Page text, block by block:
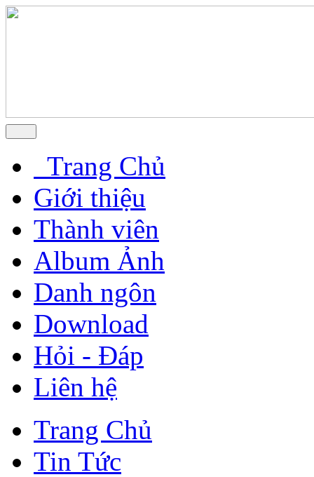
Trang Chủ
Giới thiệu
Thành viên
Album Ảnh
Danh ngôn
Download
Hỏi - Đáp
Liên hệ
Trang Chủ
Tin Tức